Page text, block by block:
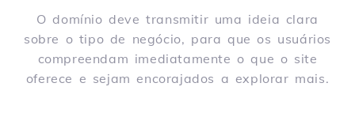
O domínio deve transmitir uma ideia clara
sobre o tipo de negócio, para que os usuários
compreendam imediatamente o que o site
oferece e sejam encorajados a explorar mais.